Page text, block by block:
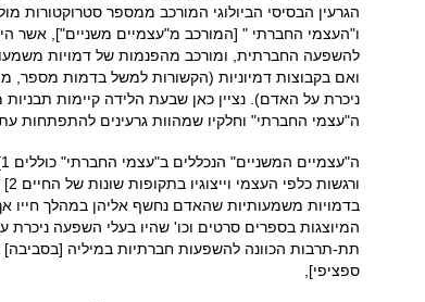
הגרעין הבסיסי הביולוגי המורכב ממספר סטרוקטורות
ו"העצמי החברתי " [המורכב מ"עצמיים משניים"],
להשפעה החברתית, ומורכב מהפנמות של דמויות
ואם בקבוצות דמיוניות (הקשורות למשל בדמות מספר,
ניכרת על האדם). נציין כאן שבעת הלידה קיימות
ה"עצמי החברתי" וחלקיו שמהוות גרעינים להתפתחות
בדמויות משמעותיות שהאדם נחשף אליהן במהלך חייו אך
תת-תרבות הכוונה להשפעות חברתיות במיליה [בסביבה]
ספציפי],